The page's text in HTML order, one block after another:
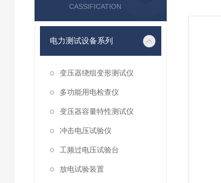
CASSIFICATION
电力测试设备系列
变压器绕组变形测试仪
多功能用电检查仪
变压器容量特性测试仪
冲击电压试验仪
工频过电压试验台
放电试验装置